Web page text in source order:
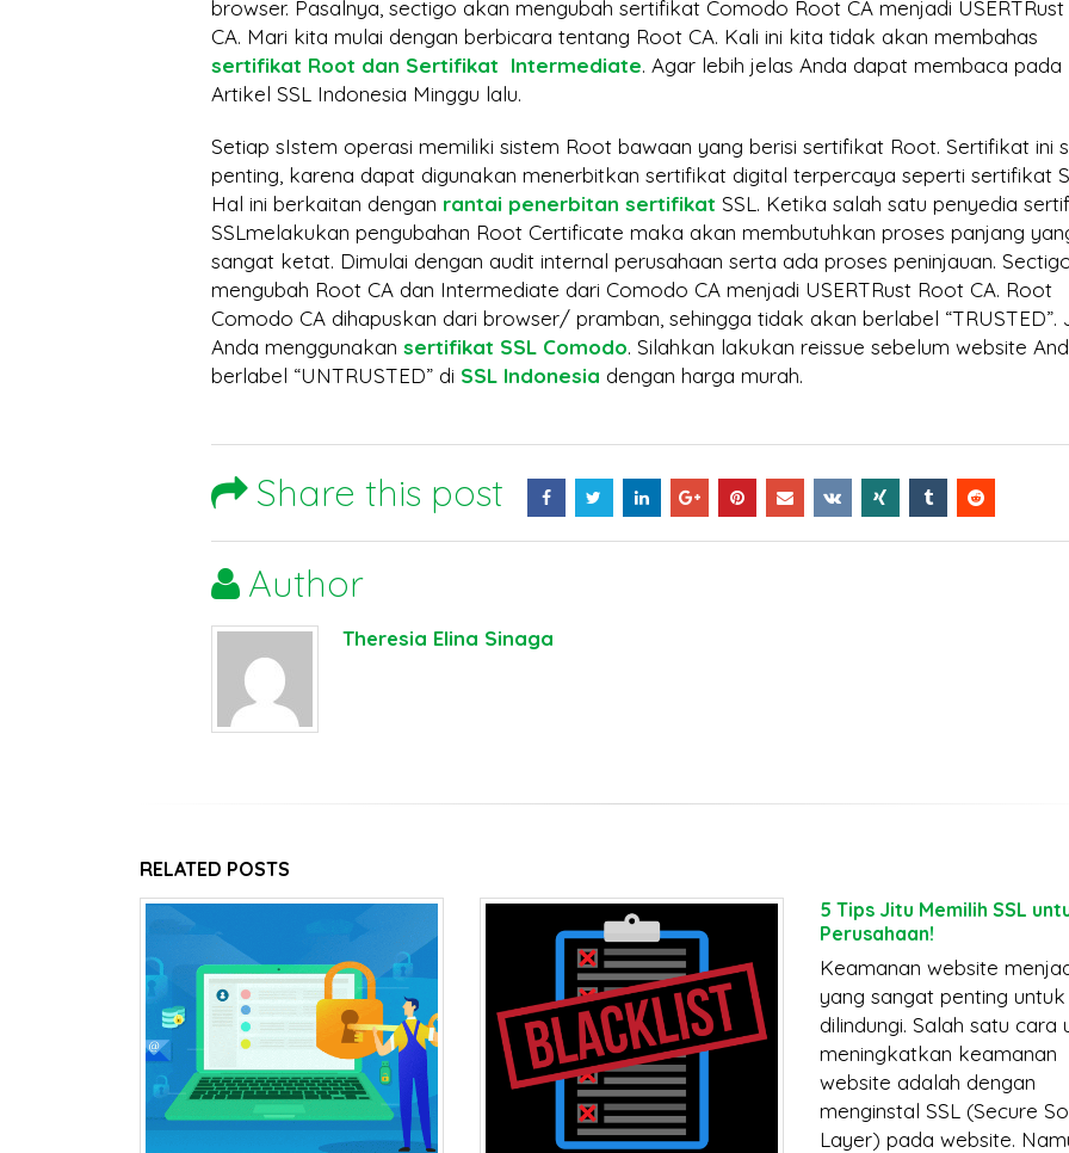
browser. Pasalnya, sectigo akan mengubah sertifikat Comodo Root CA menjadi
CA. Mari kita mulai dengan berbicara tentang Root CA. Kali ini kita tidak akan membahas
sertifikat Root dan Sertifikat Intermediate. Agar lebih jelas Anda dapat membaca pada
Artikel SSL Indonesia Minggu lalu.
Setiap sIstem operasi memiliki sistem Root bawaan yang berisi sertifikat Root. Sertifikat ini
penting, karena dapat digunakan menerbitkan sertifikat digital terpercaya seperti sertifikat
Hal ini berkaitan dengan rantai penerbitan sertifikat SSL. Ketika salah satu penyedia
SSLmelakukan pengubahan Root Certificate maka akan membutuhkan proses panjang
sangat ketat. Dimulai dengan audit internal perusahaan serta ada proses peninjauan.
mengubah Root CA dan Intermediate dari Comodo CA menjadi USERTRust Root CA. Root
Comodo CA dihapuskan dari browser/ pramban, sehingga tidak akan berlabel “TRUSTED”.
Anda menggunakan sertifikat SSL Comodo. Silahkan lakukan reissue sebelum website
berlabel “UNTRUSTED” di SSL Indonesia dengan harga murah.
Share this post
Author
Theresia Elina Sinaga
RELATED POSTS
5 Tips Jitu Memilih SSL
Perusahaan!
Keamanan website
yang sangat penting untuk
dilindungi. Salah satu cara
meningkatkan keamanan
website adalah dengan
menginstal SSL (Secure
Layer) pada website.
Bisa Lumpuh Tanpanya?
SSL Certificate:
Berbeda? Ini Penjelasannya
Tembus Halaman Pertama
Google di 2026? Sertifikat SSL
Harga! Ini Bahaya Beli
SSL Murah untuk Situs Anda
Bisa Lumpuh Tanpanya?
Berbeda? Ini